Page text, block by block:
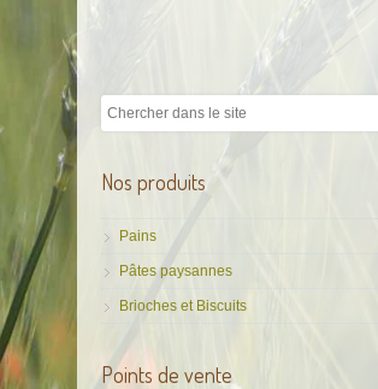
Nos produits
Pains
Pâtes paysannes
Brioches et Biscuits
Points de vente